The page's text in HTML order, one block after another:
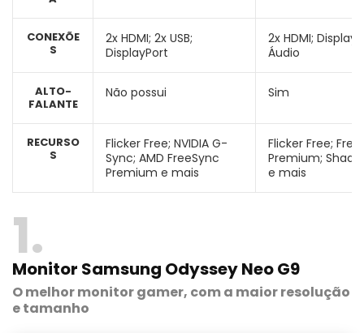
CONEXÕE
S
ALTO-
FALANTE
RECURSO
S
2x HDMI; 2x USB;
DisplayPort
Não possui
Flicker Free; NVIDIA G-
Sync; AMD FreeSync
Premium e mais
2x HDMI;
Áudio
Sim
Flicker Free;
Premium;
e mais
1
Monitor Samsung Odyssey Neo G9
O melhor monitor gamer, com a maior resolução
e tamanho